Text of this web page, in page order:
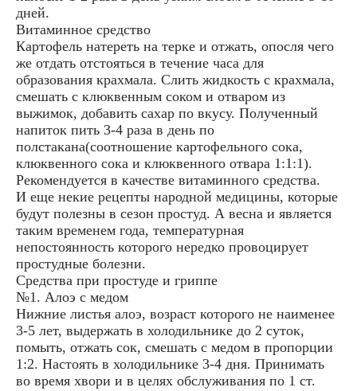
дней.
Витаминное средство
Картофель натереть на терке и отжать, опосля чего
же отдать отстояться в течение часа для
образования крахмала. Слить жидкость с крахмала,
смешать с клюквенным соком и отваром из
выжимок, добавить сахар по вкусу. Полученный
напиток пить 3-4 раза в день по
полстакана(соотношение картофельного сока,
клюквенного сока и клюквенного отвара 1:1:1).
Рекомендуется в качестве витаминного средства.
И еще некие рецепты народной медицины, которые
будут полезны в сезон простуд. А весна и является
таким временем года, температурная
непостоянность которого нередко провоцирует
простудные болезни.
Средства при простуде и гриппе
№1. Алоэ с медом
Нижние листья алоэ, возраст которого не наименее
3-5 лет, выдержать в холодильнике до 2 суток,
помыть, отжать сок, смешать с медом в пропорции
1:2. Настоять в холодильнике 3-4 дня. Принимать
во время хвори и в целях обслуживания по 1 ст.